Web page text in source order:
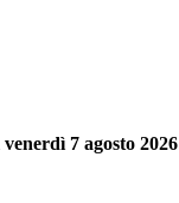
venerdì 7 agosto 2026